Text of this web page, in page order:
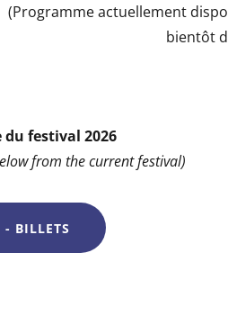
(Programme actuellement
bientôt
festival 2026
from the current festival)
- BILLETS